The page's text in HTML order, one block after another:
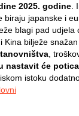
2025. godine.
biraju japanske i
blagi pad udjela
Kina bilježe
,
nastavit će
istoku